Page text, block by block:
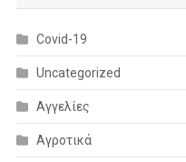
Covid-19
Uncategorized
Αγγελίες
Αγροτικά